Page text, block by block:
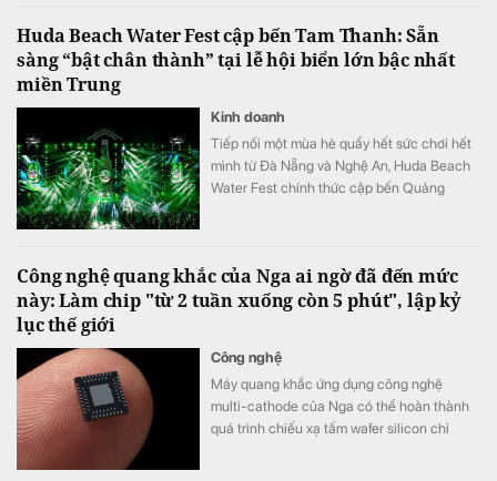
vùng.
Huda Beach Water Fest cập bến Tam Thanh: Sẵn
sàng “bật chân thành” tại lễ hội biển lớn bậc nhất
miền Trung
Kinh doanh
Tiếp nối một mùa hè quẩy hết sức chơi hết
mình từ Đà Nẵng và Nghệ An, Huda Beach
Water Fest chính thức cập bến Quảng
Công nghệ quang khắc của Nga ai ngờ đã đến mức
này: Làm chip "từ 2 tuần xuống còn 5 phút", lập kỷ
lục thế giới
Công nghệ
Máy quang khắc ứng dụng công nghệ
multi-cathode của Nga có thể hoàn thành
quá trình chiếu xạ tấm wafer silicon chỉ